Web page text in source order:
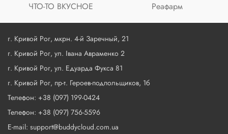
ЧТО-ТО ВКУСНОЕ Реафарм
г. Кривой Рог, мкрн. 4-й Заречный, 21
г. Кривой Рог, ул. Івана Авраменко 2
г. Кривой Рог, ул. Едуарда Фукса 81
г. Кривой Рог, пр-т. Героев-подпольщиков, 1б
Телефон: +38 (097) 199-0424
Телефон: +38 (097) 756-5596
E-mail: support@buddycloud.com.ua